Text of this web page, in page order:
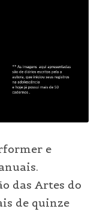
e
das Artes do
de quinze